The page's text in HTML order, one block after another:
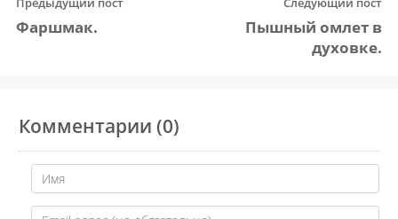
Фаршмак.
Пышный омлет в
духовке.
Комментарии (0)
Email адрес (не обязательно)